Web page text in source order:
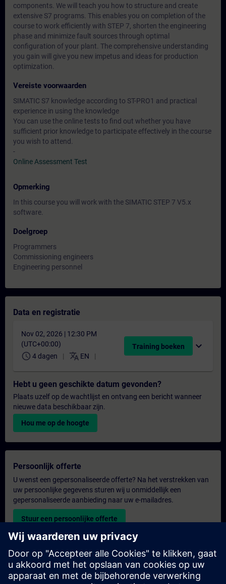
components. We will teach you how to structure and create
extensive S7 programs. This enables you on completion of the
course to work efficiently with STEP 7, shorten the engineering
phase and minimize fault sources through optimal
configuration of your plant. The comprehensive understanding
you gain will give you new impetus and ideas for production
optimization.
Vereiste voorwaarden
SIMATIC S7 knowledge according to ST-PRO1 and practical
experience in using the knowledge
You can use the online tests to find out whether you have
sufficient prior knowledge to participate effectively in the course
you wish to attend.
-
Online Assessment Test
Opmerking
In this course you will work with the SIMATIC STEP 7 V5.x
software.
Doelgroep
Programmers
Commissioning engineers
Engineering personnel
Data en registratie
Nov 02, 2026 | 12:30 PM
(UTC+00:00)
schedule 4 dagen translate EN
Training boeken expand_more
Hebt u geen geschikte datum gevonden?
Plaats uzelf op de wachtlijst en ontvang een bericht wanneer
nieuwe data beschikbaar zijn.
Hou me op de hoogte
Persoonlijk offerte
U wenst een gepersonaliseerde offerte? Na het verstrekken van
uw persoonlijke gegevens sturen wij u onmiddellijk een
gepersonaliseerde aanbieding naar uw e-mailadres.
Stuur een persoonlijke offerte
Aanvraag voor een exclusieve training
Heeft u een uitgebreidere trainingsbehoefte en wilt u een offerte